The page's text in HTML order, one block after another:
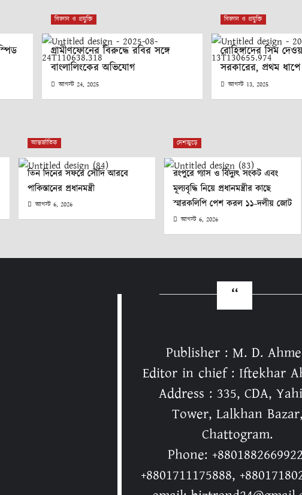
বিজ্ঞান ও প্রযুক্তি
গ্রামীণফোনের বিরুদ্ধে রবির সঙ্গে
বাংলালিংকের অভিযোগ
আগস্ট 24, 2025
বিজ্ঞান ও প্রযুক্তি
রোহিঙ্গাদের সিম
সরকারের, প্রথম
আগস্ট 13, 2025
আন্তর্জাতিক
তিন দিনের সফরে সৌদি আরবে
পাকিস্তানের প্রধানমন্ত্রী
আগস্ট 6, 2026
দেশজুড়ে
রংপুরে গ্যাস ও বিদ্যুৎ সংকট এবং
মূল্যবৃদ্ধি নিয়ে প্রধানমন্ত্রীর কাছে
স্মারকলিপি পেশ করল ১১-দলীয় জোট
আগস্ট 6, 2026
Publisher : M. D.
Editor in chief : Iftekhar
Address : 335, CDA,
Tower, Lalkhan Bazar,
Chattogram.
Phone:
+8801711175888,